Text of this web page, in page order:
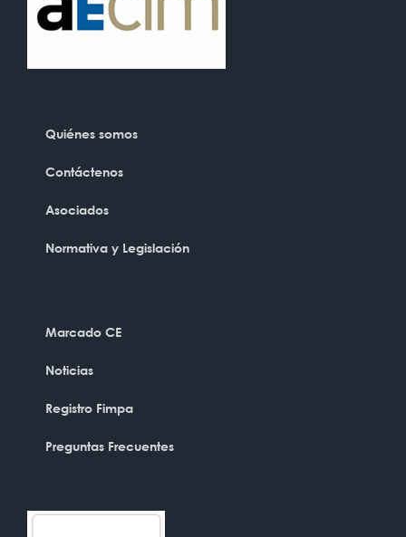
Quiénes somos
Contáctenos
Asociados
Normativa y Legislación
Marcado CE
Noticias
Registro Fimpa
Preguntas Frecuentes